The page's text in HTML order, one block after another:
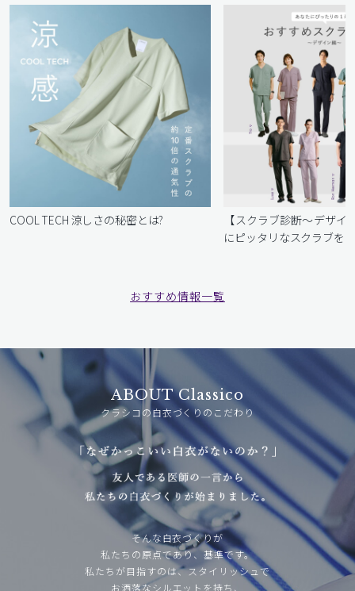
COOL TECH 涼しさの秘密とは?
【スクラブ診断〜デザイ
にピッタリなスクラブを
おすすめ情報一覧
ABOUT Classico
クラシコの白衣づくりのこだわり
そんな白衣づくりが
私たちの原点であり、基準です。
私たちが目指すのは、スタイリッシュで
お洒落なシルエットを持ち、